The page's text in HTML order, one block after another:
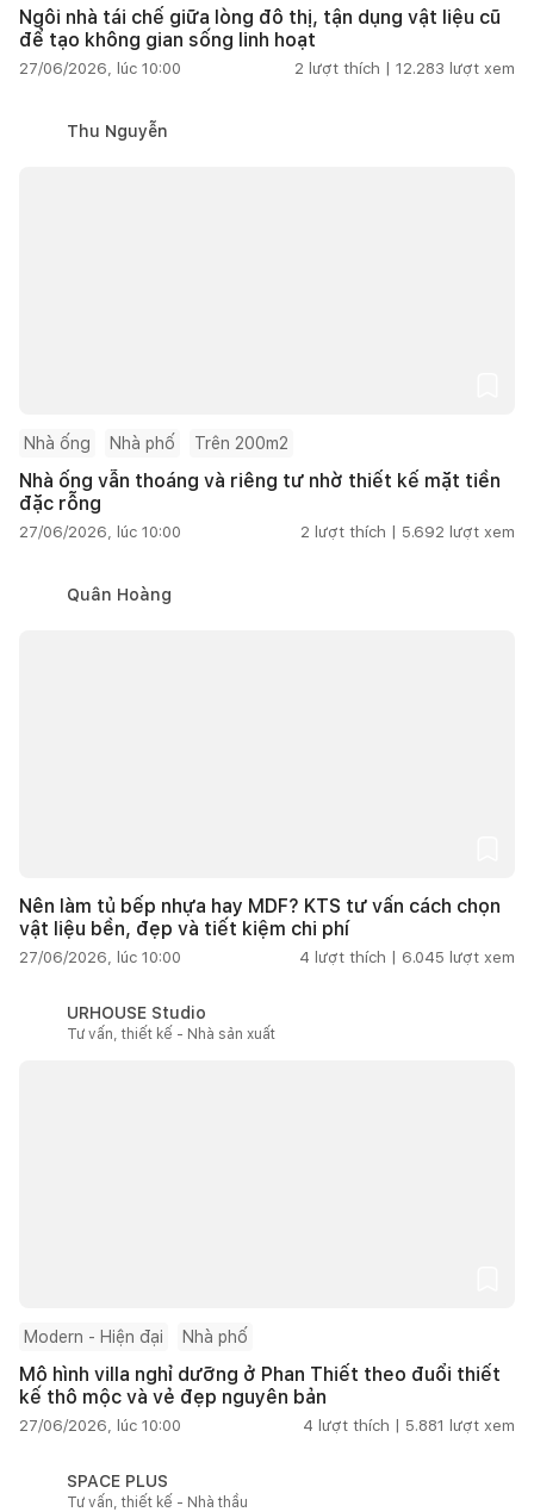
Ngôi nhà tái chế giữa lòng đô thị, tận dụng vật liệu cũ
để tạo không gian sống linh hoạt
27/06/2026, lúc 10:00 2 lượt thích | 12.283 lượt xem
Thu Nguyễn
Nhà ống Nhà phố Trên 200m2
Nhà ống vẫn thoáng và riêng tư nhờ thiết kế mặt tiền
đặc rỗng
27/06/2026, lúc 10:00 2 lượt thích | 5.692 lượt xem
Quân Hoàng
Nên làm tủ bếp nhựa hay MDF? KTS tư vấn cách chọn
vật liệu bền, đẹp và tiết kiệm chi phí
27/06/2026, lúc 10:00 4 lượt thích | 6.045 lượt xem
URHOUSE Studio
Tư vấn, thiết kế - Nhà sản xuất
Modern - Hiện đại Nhà phố
Mô hình villa nghỉ dưỡng ở Phan Thiết theo đuổi thiết
kế thô mộc và vẻ đẹp nguyên bản
27/06/2026, lúc 10:00 4 lượt thích | 5.881 lượt xem
SPACE PLUS
Tư vấn, thiết kế - Nhà thầu